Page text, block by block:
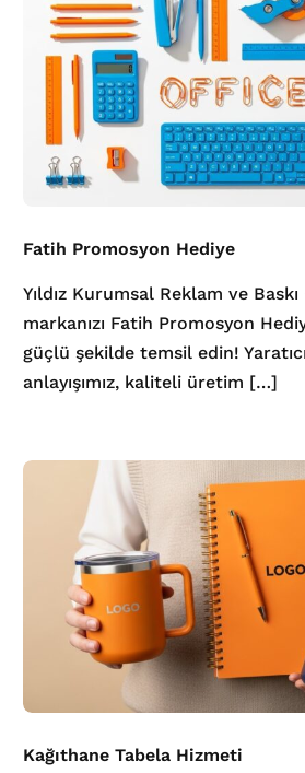
Fatih Promosyon Hediye
Yıldız Kurumsal Reklam ve
markanızı Fatih Promosyon
güçlü şekilde temsil edin!
anlayışımız, kaliteli üretim […]
Kağıthane Tabela Hizmeti